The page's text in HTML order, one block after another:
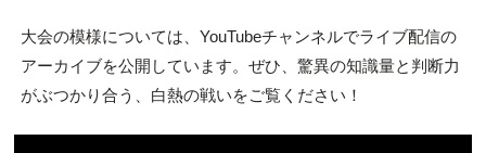
大会の模様については、YouTubeチャンネルでライブ配信の
アーカイブを公開しています。ぜひ、驚異の知識量と判断力
がぶつかり合う、白熱の戦いをご覧ください！